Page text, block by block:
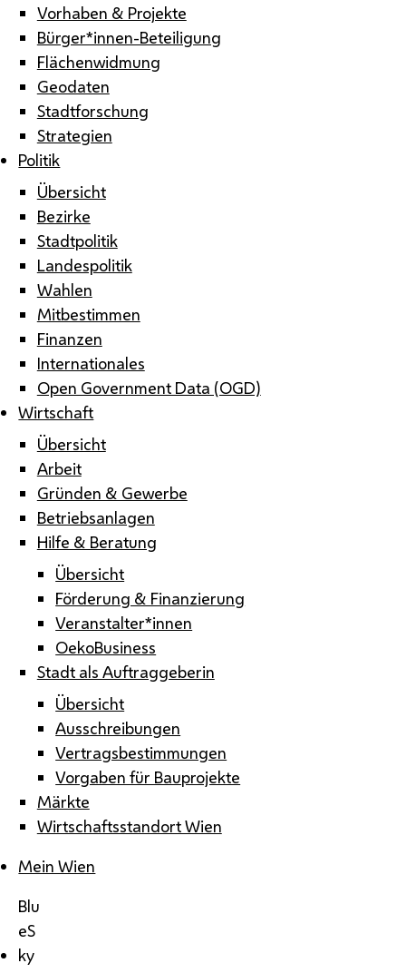
Vorhaben & Projekte
Bürger*innen-Beteiligung
Flächenwidmung
Geodaten
Stadtforschung
Strategien
Politik
Übersicht
Bezirke
Stadtpolitik
Landespolitik
Wahlen
Mitbestimmen
Finanzen
Internationales
Open Government Data (OGD)
Wirtschaft
Übersicht
Arbeit
Gründen & Gewerbe
Betriebsanlagen
Hilfe & Beratung
Übersicht
Förderung & Finanzierung
Veranstalter*innen
OekoBusiness
Stadt als Auftraggeberin
Übersicht
Ausschreibungen
Vertragsbestimmungen
Vorgaben für Bauprojekte
Märkte
Wirtschaftsstandort Wien
Mein Wien
Blu
eS
ky